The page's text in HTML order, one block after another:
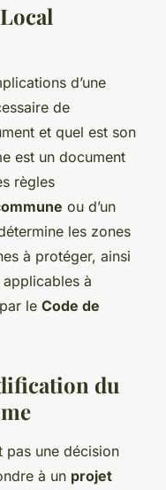
d’une
de
et quel est son
est un document
règles
ou d’un
les zones
à protéger, ainsi
à
le Code de
du
pas une décision
à un projet